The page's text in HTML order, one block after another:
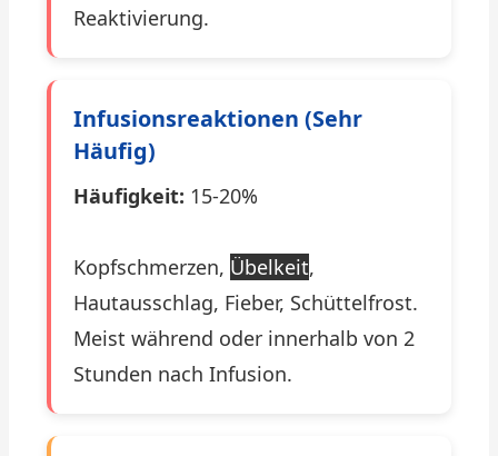
Reaktivierung.
Infusionsreaktionen (sehr
Häufig)
Häufigkeit: 15-20%
Kopfschmerzen, Übelkeit,
Hautausschlag, Fieber, Schüttelfrost.
Meist während oder innerhalb von 2
Stunden nach Infusion.